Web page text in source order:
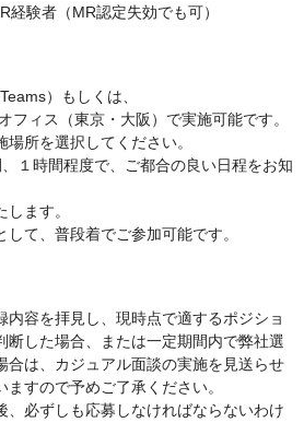
験者（MR認定失効でも可）
）もしくは、
フィス（東京・大阪）で実施可能です。
所を選択してください。
１時間程度で、ご都合の良い日程をお知
ます。
て、普段着でご参加可能です。
内容を拝見し、現時点で適するポジショ
断した場合、または一定期間内で弊社選
合は、カジュアル面談の実施を見送らせ
すので予めご了承ください。
、必ずしも応募しなければならないわけ